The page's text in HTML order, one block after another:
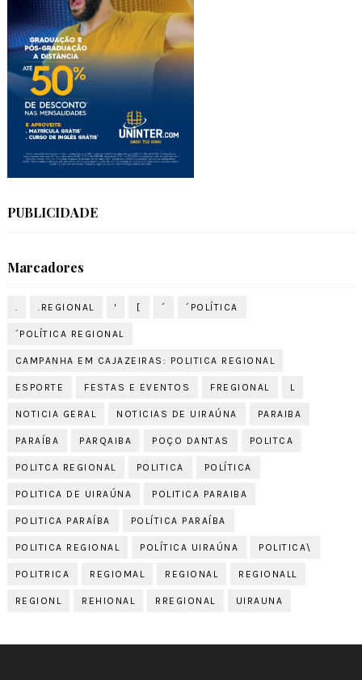
PUBLICIDADE
Marcadores
. .REGIONAL ' [ ´ ´POLÍTICA
´POLÍTICA REGIONAL
CAMPANHA EM CAJAZEIRAS: POLITICA REGIONAL
ESPORTE FESTAS E EVENTOS FREGIONAL L
NOTICIA GERAL NOTICIAS DE UIRAÚNA PARAIBA
PARAÍBA PARQAIBA POÇO DANTAS POLITCA
POLITCA REGIONAL POLITICA POLÍTICA
POLITICA DE UIRAÚNA POLITICA PARAIBA
POLITICA PARAÍBA POLÍTICA PARAÍBA
POLITICA REGIONAL POLÍTICA UIRAÚNA POLITICA\
POLITRICA REGIOMAL REGIONAL REGIONALL
REGIONL REHIONAL RREGIONAL UIRAUNA